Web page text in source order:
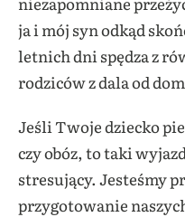
ja i mój syn odkąd
letnich dni spędza z
rodziców z dala od
Jeśli Twoje dziecko
czy obóz, to taki
stresujący. Jesteśmy
przygotowanie